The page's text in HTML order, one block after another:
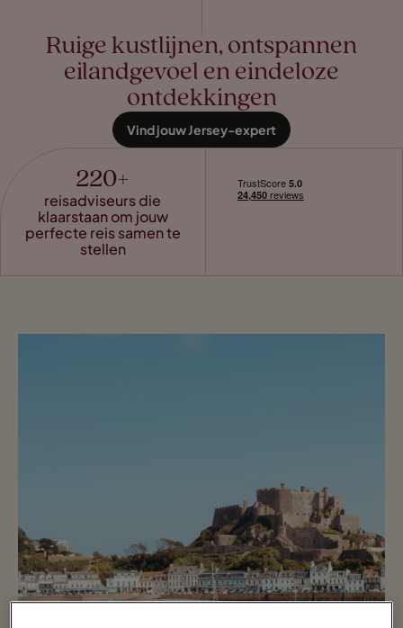
Ruige kustlijnen, ontspannen
eilandgevoel en eindeloze
ontdekkingen
Vind jouw Jersey-expert
220+
reisadviseurs die
klaarstaan om jouw
perfecte reis samen te
stellen